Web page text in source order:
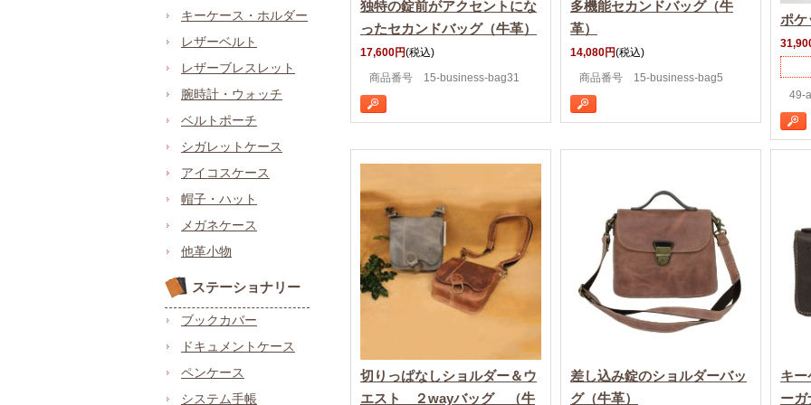
キーケース・ホルダー
レザーベルト
レザーブレスレット
腕時計・ウォッチ
ベルトポーチ
シガレットケース
アイコスケース
帽子・ハット
メガネケース
他革小物
ステーショナリー
ブックカバー
ドキュメントケース
ペンケース
システム手帳
独特の錠前がアクセントにな
ったセカンドバッグ（牛革）
17,600円(税込)
商品番号 15-business-bag31
多機能セカンドバッグ（牛
革）
14,080円(税込)
商品番号 15-business-bag5
ポケ
49-
切りっぱなしショルダー＆ウ
エスト ２wayバッグ （牛
差し込み錠のショルダーバッ
グ（牛革）
キー
ーガ